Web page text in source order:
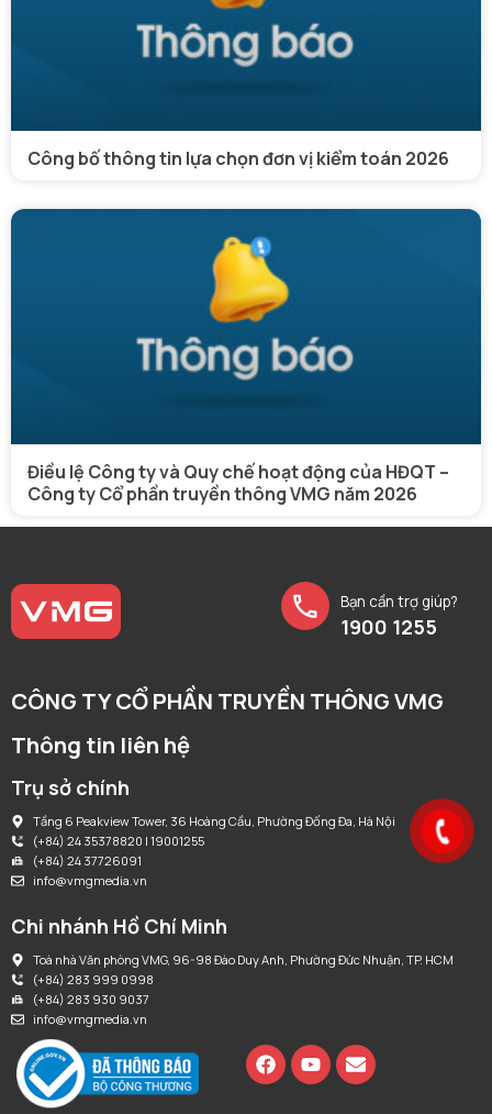
Công bố thông tin lựa chọn đơn vị kiểm toán 2026
Điều lệ Công ty và Quy chế hoạt động của HĐQT –
Công ty Cổ phần truyền thông VMG năm 2026
Bạn cần trợ giúp?
1900 1255
CÔNG TY CỔ PHẦN TRUYỀN THÔNG VMG
Thông tin liên hệ
Trụ sở chính
Tầng 6 Peakview Tower, 36 Hoàng Cầu, Phường Đống Đa, Hà Nội
(+84) 24 35378820 | 19001255
(+84) 24 37726091
info@vmgmedia.vn
Chi nhánh Hồ Chí Minh
Toà nhà Văn phòng VMG, 96-98 Đào Duy Anh, Phường Đức Nhuận, TP. HCM
(+84) 283 999 0998
(+84) 283 930 9037
info@vmgmedia.vn